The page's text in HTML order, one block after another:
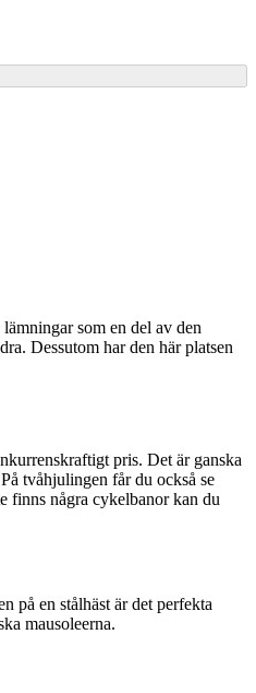
som en del av den
Dessutom har den här platsen
pris. Det är ganska
tvåhjulingen får du också se
finns några cykelbanor kan du
på en stålhäst är det perfekta
mausoleerna.